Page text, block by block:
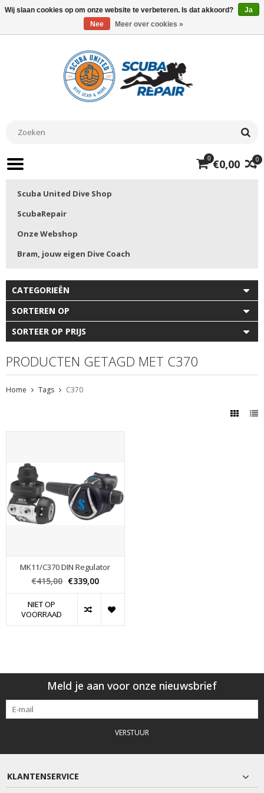
0
0 €0,00
Scuba United Dive Shop
ScubaRepair
Onze Webshop
Bram, jouw eigen Dive Coach
CATEGORIEËN
SORTEREN OP
SORTEER OP PRIJS
PRODUCTEN GETAGD MET C370
Home Tags C370
MK11/C370 DIN Regulator
€415,00 €339,00
NIET OP
VOORRAAD
Meld je aan voor onze nieuwsbrief
VERSTUUR
KLANTENSERVICE
Wij slaan cookies op om onze website te verbeteren. Is dat akkoord?
Ja
Nee
Meer over cookies »